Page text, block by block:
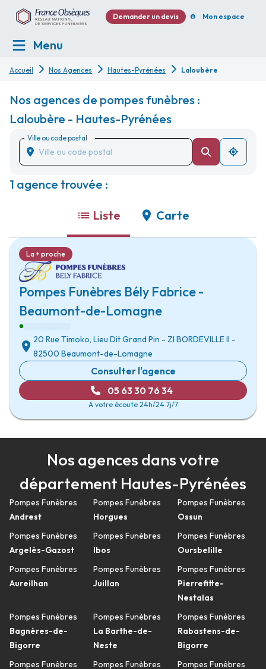
Demander un devis Mon espace
Menu
Accueil Nos Agences Hautes-Pyrénées Laloubère
Nos agences de pompes funèbres :
Laloubère - Hautes-Pyrénées
Ville ou code postal
1 agence trouvée :
Liste Carte
Pompes Funèbres Bély Fabrice -
Beaumont-de-Lomagne
La + proche
20 Rue Timoko, Lieu Dit Grand Pin - ZI BORDEVILLE II -
82500 Beaumont-de-Lomagne
Consulter l'agence
05 63 30 76 34
A votre écoute 24h/24 7j/7
Nos agences dans votre
département Hautes-Pyrénées
Pompes Funèbres
Andrest
Pompes Funèbres
Argelès-Gazost
Pompes Funèbres
Aureilhan
Pompes Funèbres
Bagnères-de-
Bigorre
Pompes Funèbres
Pompes Funèbres
Horgues
Pompes Funèbres
Ibos
Pompes Funèbres
Juillan
Pompes Funèbres
La Barthe-de-
Neste
Pompes Funèbres
Pompes Funèbres
Ossun
Pompes Funèbres
Oursbelille
Pompes Funèbres
Pierrefitte-
Nestalas
Pompes Funèbres
Rabastens-de-
Bigorre
Pompes Funèbres